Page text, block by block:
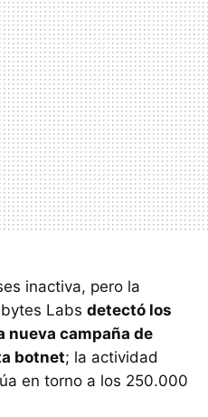
inactiva, pero la
Labs detectó los
nueva campaña de
botnet; la actividad
en torno a los 250.000